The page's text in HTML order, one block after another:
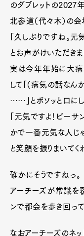
のダブレットの2027
北参道（代々木）の
「久しぶりですね。元
とお声がけいただきま
実は今年年始に大病
して「（病気の話な
……」とボソッと口にし
「元気ですよ！ビー
かで一番元気な人じゃ
と笑顔を振りまいてく
確かにそうですねっ。
アーチーズが常識を
ンで都会を歩き回っ
なおアーチーズのネ